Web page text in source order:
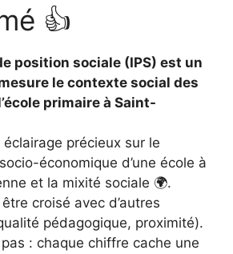
👍
position sociale (IPS) est un
le contexte social des
primaire à Saint-
précieux sur le
économique d’une école à
et la mixité sociale 🌍.
être croisé avec d’autres
pédagogique, proximité).
pas : chaque chiffre cache une